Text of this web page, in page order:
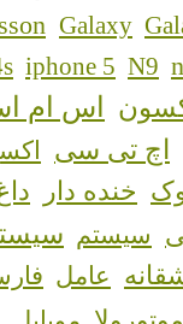
Galaxy
iphone 5 N9
اس ام
اچ تی سی
خنده دار
سیستم
عامل